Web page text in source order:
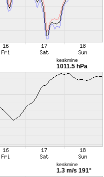
keskmine
1011.5 hPa
keskmine
1.3 m/s 191°